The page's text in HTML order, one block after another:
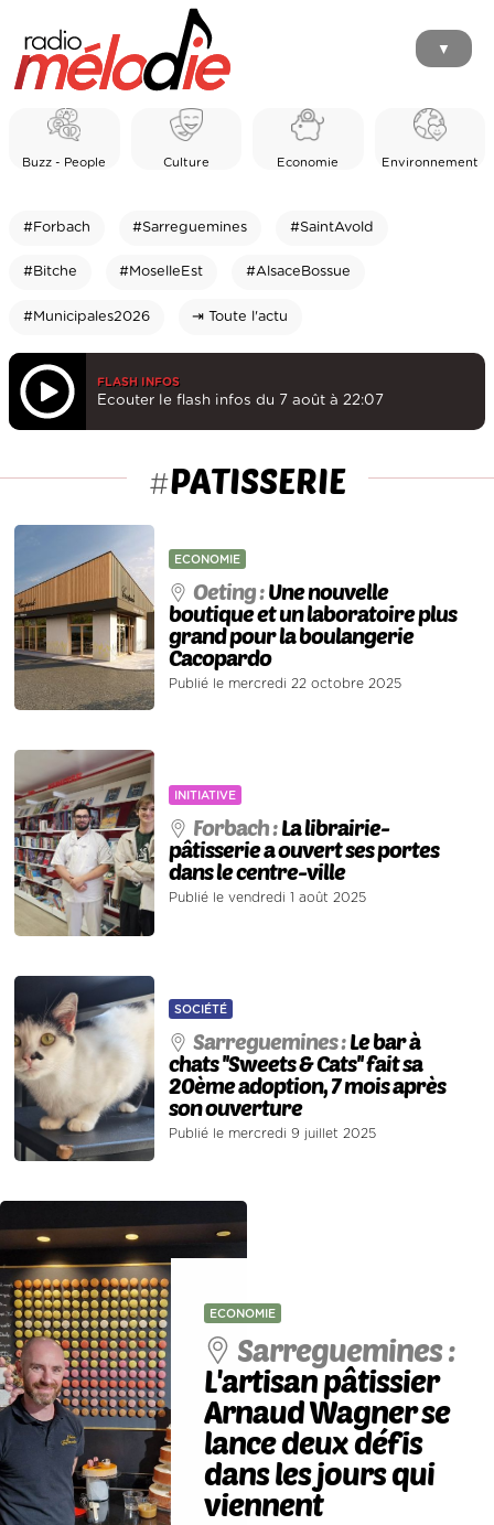
▼
Buzz - People Culture Economie Environnement
#Forbach #Sarreguemines #SaintAvold
#Bitche #MoselleEst #AlsaceBossue
#Municipales2026 ⇥ Toute l'actu
FLASH INFOS
Ecouter le flash infos du 7 août à 22:07
#PATISSERIE
ECONOMIE
Oeting :Une nouvelle
boutique et un laboratoire plus
grand pour la boulangerie
Cacopardo
Publié le mercredi 22 octobre 2025
INITIATIVE
Forbach :La librairie-
pâtisserie a ouvert ses portes
dans le centre-ville
Publié le vendredi 1 août 2025
SOCIÉTÉ
Sarreguemines :Le bar à
chats ''Sweets & Cats'' fait sa
20ème adoption, 7 mois après
son ouverture
Publié le mercredi 9 juillet 2025
ECONOMIE
Sarreguemines :
L'artisan pâtissier
Arnaud Wagner se
lance deux défis
dans les jours qui
viennent